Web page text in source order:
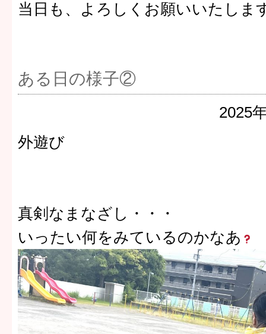
当日も、よろしくお願いいたしま
ある日の様子②
2025
外遊び
真剣なまなざし・・・
いったい何をみているのかなあ